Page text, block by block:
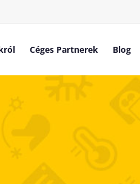
Céges Partnerek Blog